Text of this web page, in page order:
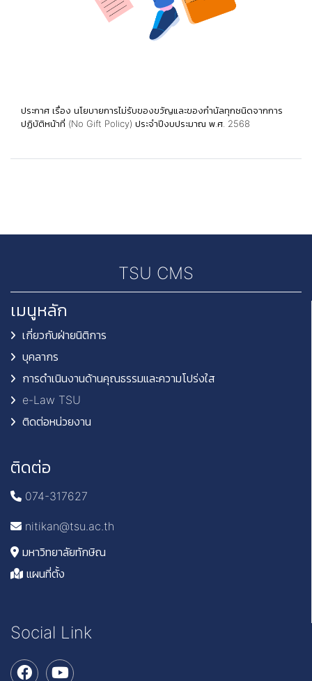
ประกาศ เรื่อง นโยบายการไม่รับของขวัญและของกำนัลทุกชนิดจากการ
ปฏิบัติหน้าที่ (No Gift Policy) ประจำปีงบประมาณ พ.ศ. 2568
TSU CMS
เมนูหลัก
เกี่ยวกับฝ่ายนิติการ
บุคลากร
การดำเนินงานด้านคุณธรรมและความโปร่งใส
e-Law TSU
ติดต่อหน่วยงาน
ติดต่อ
074-317627
nitikan@tsu.ac.th
มหาวิทยาลัยทักษิณ
แผนที่ตั้ง
Social Link